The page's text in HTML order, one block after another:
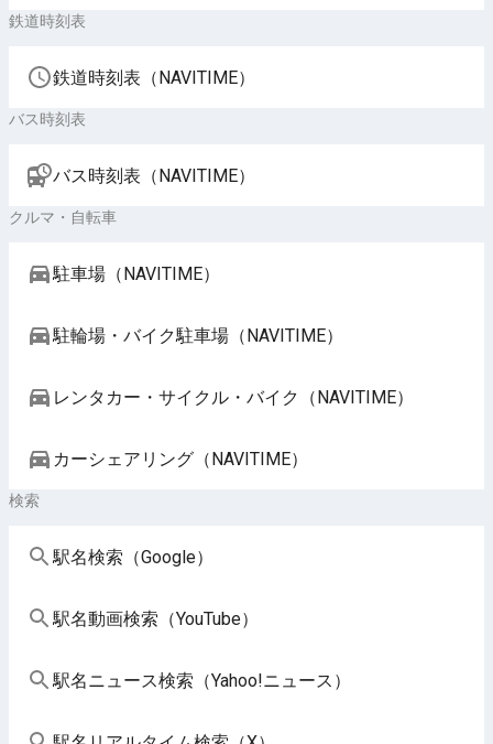
鉄道時刻表
鉄道時刻表（NAVITIME）
バス時刻表
バス時刻表（NAVITIME）
クルマ・自転車
駐車場（NAVITIME）
駐輪場・バイク駐車場（NAVITIME）
レンタカー・サイクル・バイク（NAVITIME）
カーシェアリング（NAVITIME）
検索
駅名検索（Google）
駅名動画検索（YouTube）
駅名ニュース検索（Yahoo!ニュース）